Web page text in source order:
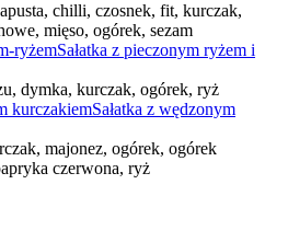
chilli, czosnek, fit, kurczak,
mięso, ogórek, sezam
Sałatka z pieczonym ryżem i
dymka, kurczak, ogórek, ryż
Sałatka z wędzonym
majonez, ogórek, ogórek
czerwona, ryż